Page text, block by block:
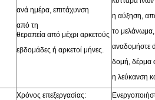
ανά ημέρα, επιτάχυνση
από τη
θεραπεία από μέχρι αρκετούς
εβδομάδες ή αρκετοί μήνες.
η αύξηση,
το μελάνωμα,
αναδομήστε
δομή, δέρμα
η λεύκανση
Χρόνος επεξεργασίας: